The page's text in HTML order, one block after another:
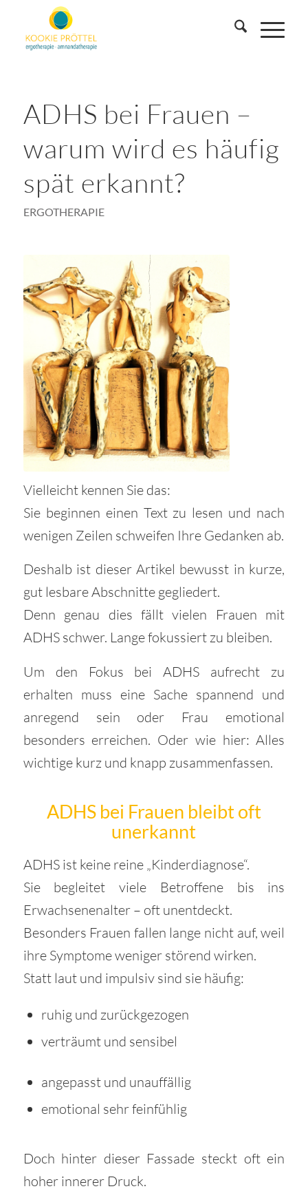
ADHS bei Frauen –
warum wird es häufig
spät erkannt?
ERGOTHERAPIE
Vielleicht kennen Sie das:
Sie beginnen einen Text zu lesen und nach
wenigen Zeilen schweifen Ihre Gedanken ab.
Deshalb ist dieser Artikel bewusst in kurze,
gut lesbare Abschnitte gegliedert.
Denn genau dies fällt vielen Frauen mit
ADHS schwer. Lange fokussiert zu bleiben.
Um den Fokus bei ADHS aufrecht zu
erhalten muss eine Sache spannend und
anregend sein oder Frau emotional
besonders erreichen. Oder wie hier: Alles
wichtige kurz und knapp zusammenfassen.
ADHS bei Frauen bleibt oft
unerkannt
ADHS ist keine reine „Kinderdiagnose“.
Sie begleitet viele Betroffene bis ins
Erwachsenenalter – oft unentdeckt.
Besonders Frauen fallen lange nicht auf, weil
ihre Symptome weniger störend wirken.
Statt laut und impulsiv sind sie häufig:
ruhig und zurückgezogen
verträumt und sensibel
angepasst und unauffällig
emotional sehr feinfühlig
Doch hinter dieser Fassade steckt oft ein
hoher innerer Druck.